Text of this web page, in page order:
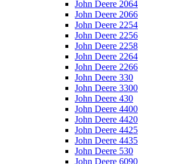
John Deere 2064
John Deere 2066
John Deere 2254
John Deere 2256
John Deere 2258
John Deere 2264
John Deere 2266
John Deere 330
John Deere 3300
John Deere 430
John Deere 4400
John Deere 4420
John Deere 4425
John Deere 4435
John Deere 530
John Deere 6090